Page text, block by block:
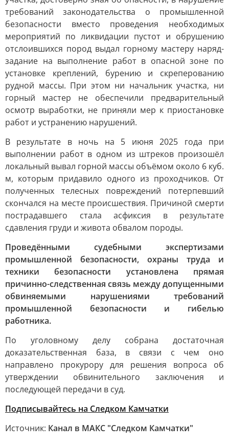
требований законодательства о промышленной
безопасности вместо проведения необходимых
мероприятий по ликвидации пустот и обрушению
отслоившихся пород выдал горному мастеру наряд-
задание на выполнение работ в опасной зоне по
установке креплений, бурению и скреперованию
рудной массы. При этом ни начальник участка, ни
горный мастер не обеспечили предварительный
осмотр выработки, не приняли мер к приостановке
работ и устранению нарушений.
В результате в ночь на 5 июня 2025 года при
выполнении работ в одном из штреков произошёл
локальный вывал горной массы объёмом около 6 куб.
м, которым придавило одного из проходчиков. От
полученных телесных повреждений потерпевший
скончался на месте происшествия. Причиной смерти
пострадавшего стала асфиксия в результате
сдавления груди и живота обвалом породы.
Проведёнными судебными экспертизами
промышленной безопасности, охраны труда и
техники безопасности установлена прямая
причинно-следственная связь между допущенными
обвиняемыми нарушениями требований
промышленной безопасности и гибелью
работника.
По уголовному делу собрана достаточная
доказательственная база, в связи с чем оно
направлено прокурору для решения вопроса об
утверждении обвинительного заключения и
последующей передачи в суд.
Подписывайтесь на Следком Камчатки
Источник: Канал в МАКС "Следком Камчатки"